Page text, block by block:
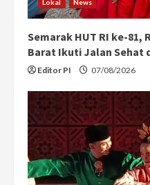
Lokal News
Semarak HUT RI ke-81,
Barat Ikuti Jalan Sehat
Editor PI 07/08/2026